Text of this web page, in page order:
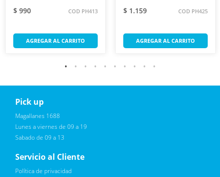
$ 990 COD PH413
AGREGAR AL CARRITO
$ 1.159 COD PH425
AGREGAR AL CARRITO
Reciba novedades, promociones exclusivas
Pick up
Magallanes 1688
Lunes a viernes de 09 a 19
Sabado de 09 a 13
Servicio al Cliente
Política de privacidad